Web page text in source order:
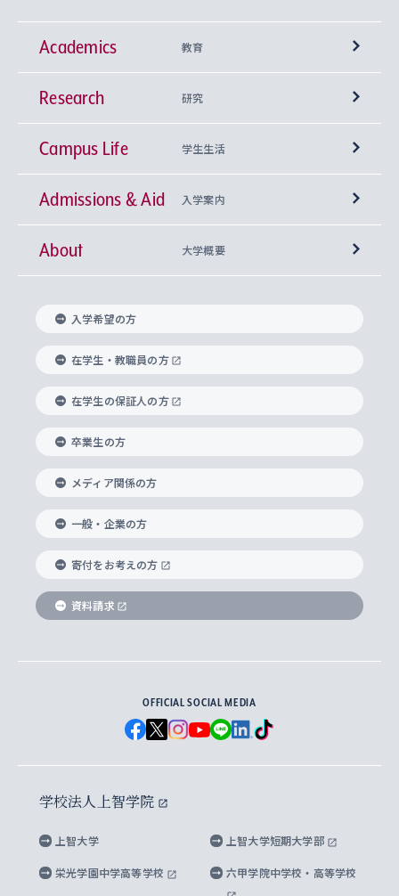
Academics 教育
学部
神学部
文学部
総合人間科学部
経済学部
外国語学部
総合グローバル学部
国際教養学部
理工学部
Futures） – 持続可能な未来を考える６学科連携
興味から学科を探す
上智大学の全学共通教育
基盤教育センター
キリスト教人間学
身体知
思考と表現
データサイエンス
上智大学の語学教育
言語教育研究センター
上智大学のグローバル教育
グローバル教育センター
上智大学で学ぶ
海外で学ぶ
学びのサポート
大学院
神学研究科
実践宗教学研究科
総合人間科学研究科
経済学研究科
グローバル・スタディーズ研究科
助産学専攻科
生涯学習
Research 研究
研究所 等
キリスト教文化研究所
中世思想研究所
国際言語情報研究所
グローバル・コンサーン研究所
比較文化研究所
ヨーロッパ研究所
アジア文化研究所
アメリカ・カナダ研究所
メディア・ジャーナリズム研究所
水稀少社会研究センター
先進機械・構造材料イノベーションセンター
Sophia Open Research Weeks (SORW)
産官学連携
知的財産
研究支援制度
重点領域研究・自由課題研究
研究活動に関する法令・研究費の使用について
Campus Life 学生生活
学期区分と授業時間割
課外活動
課外教育プログラム
ボランティア活動
グローバルな学びのコミュニティ
学生の相談窓口
心身の健康相談
ハラスメント防止の取り組み
障がいのある学生への支援
キャリア形成サポート
キャリア形成支援プログラム
就職（内定先）・進路統計
企業の採用ご担当者様へのご案内
住まいのサポート
Admissions & Aid 入学案内
上智大学で取得できる学位
入れの方針）
科目等履修生
研究生・外国人特別研究生・国費留学生
交換留学生(海外大学から上智大学で学ぶ)
ノンディグリー生
Sophia Short-term Program受講生
学費・奨学金
学部入学前に出願する奨学金
国による高等教育の修学支援新制度
大学院生対象の奨学金
海外留学する際の費用と奨学金
About 大学概要
理事長・学長メッセージ
学長・副学長紹介
上智大学の精神
上智大学の理念
上智大学の沿革
ソフィア・アーカイブズ
上智大学とカトリック
グローバルエンゲージメント
上智大学を訪れた世界の知性
国連Weeks・アフリカWeeks
ダイバーシティ＆サステナビリティへの取り組み
上智大学公式ソーシャルメディア
学校法人上智学院について
数字で見る上智大学
上智大学のネットワーク
父母・保証人とのネットワーク
学外とのネットワーク
上智大学の出版物
上智大学大学案内・大学院案内
英文広報誌 SOPHIA magazine
上智大学のビジュアル・アイデンティティ
上智大学ビジュアル・アイデンティティ
上智大学校歌 ・上智大学学生歌
上智大学への取材・キャンパスでの撮影について
上智大学の公開情報
上智大学の教育研究活動等の情報公表
キャンパス案内
入学希望の方
在学生・教職員の方
在学生の保証人の方
卒業生の方
メディア関係の方
一般・企業の方
寄付をお考えの方
資料請求
OFFICIAL SOCIAL MEDIA
学校法人上智学院
上智大学 上智大学短期大学部
栄光学園中学高等学校 六甲学院中学校・高等学校